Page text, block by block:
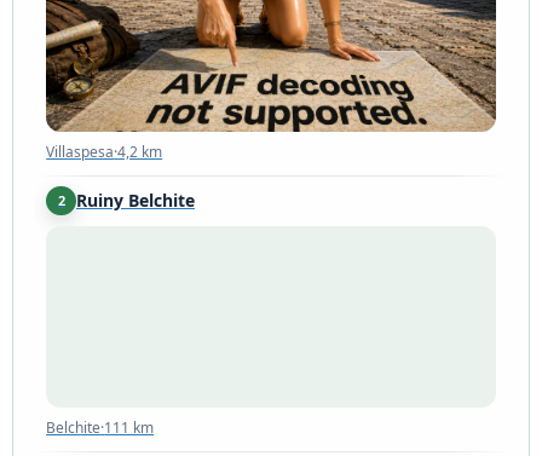
Villaspesa·4,2 km
2 Ruiny Belchite
Belchite·111 km